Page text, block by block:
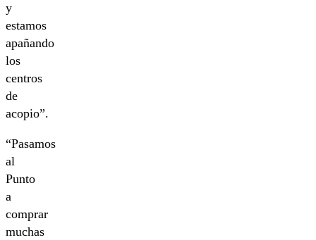
y
estamos
apañando
los
centros
de
acopio”.
“Pasamos
al
Punto
a
comprar
muchas